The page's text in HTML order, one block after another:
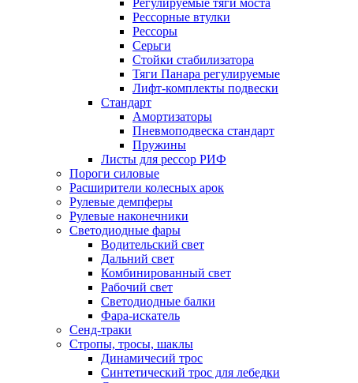
Регулируемые тяги моста
Рессорные втулки
Рессоры
Серьги
Стойки стабилизатора
Тяги Панара регулируемые
Лифт-комплекты подвески
Стандарт
Амортизаторы
Пневмоподвеска стандарт
Пружины
Листы для рессор РИФ
Пороги силовые
Расширители колесных арок
Рулевые демпферы
Рулевые наконечники
Светодиодные фары
Водительский свет
Дальний свет
Комбинированный свет
Рабочий свет
Светодиодные балки
Фара-искатель
Сенд-траки
Стропы, тросы, шаклы
Динамичесий трос
Синтетический трос для лебедки